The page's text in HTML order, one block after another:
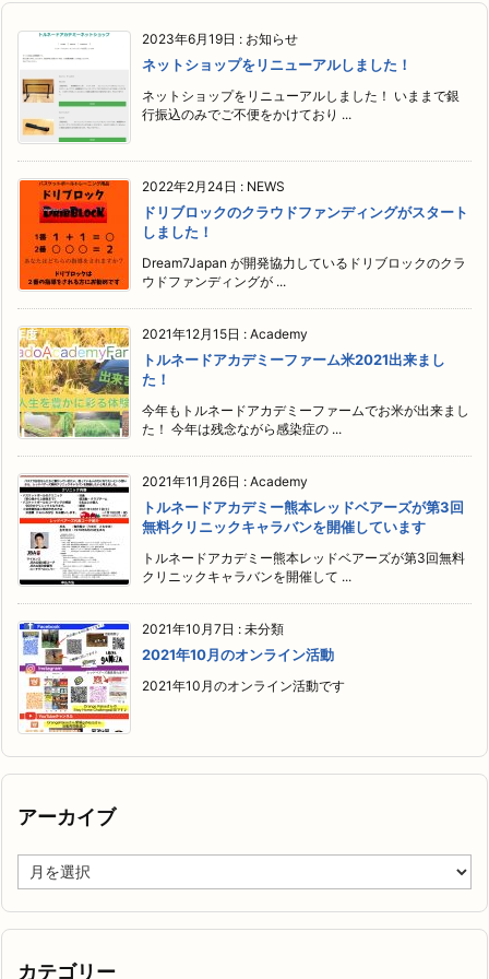
2023年6月19日 : お知らせ
ネットショップをリニューアルしました！
ネットショップをリニューアルしました！ いままで銀
行振込のみでご不便をかけており ...
2022年2月24日 : NEWS
ドリブロックのクラウドファンディングがスタート
しました！
Dream7Japan が開発協力しているドリブロックのクラ
ウドファンディングが ...
2021年12月15日 : Academy
トルネードアカデミーファーム米2021出来まし
た！
今年もトルネードアカデミーファームでお米が出来まし
た！ 今年は残念ながら感染症の ...
2021年11月26日 : Academy
トルネードアカデミー熊本レッドベアーズが第3回
無料クリニックキャラバンを開催しています
トルネードアカデミー熊本レッドベアーズが第3回無料
クリニックキャラバンを開催して ...
2021年10月7日 : 未分類
2021年10月のオンライン活動
2021年10月のオンライン活動です
アーカイブ
ー
イ
カテゴリー